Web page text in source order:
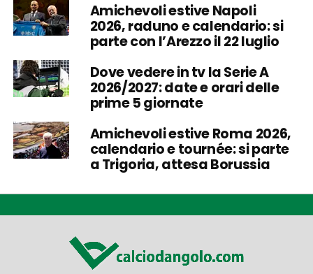
Amichevoli estive Napoli
2026, raduno e calendario: si
parte con l’Arezzo il 22 luglio
Dove vedere in tv la Serie A
2026/2027: date e orari delle
prime 5 giornate
Amichevoli estive Roma 2026,
calendario e tournée: si parte
a Trigoria, attesa Borussia